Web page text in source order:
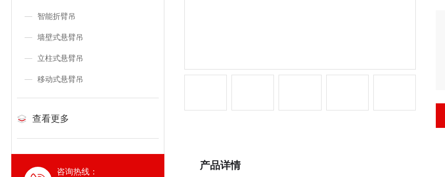
智能折臂吊
墙壁式悬臂吊
立柱式悬臂吊
移动式悬臂吊
查看更多
咨询热线：
产品详情